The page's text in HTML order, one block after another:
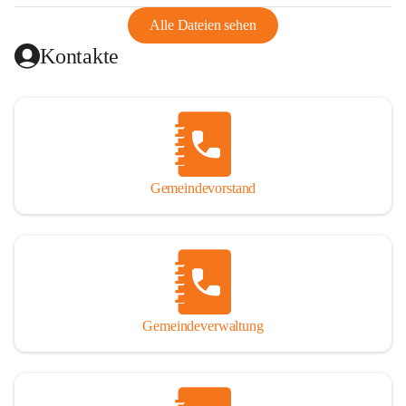
Aus diesem Grund war die Bevölkerung dazu gezwungen,
Schmuggel zu betreiben. Es kam oft zu nächtlichen
Überfällen und Schießereien. Erst mit dem Anschluss des
wirtschaftlich ging es bergauf. Dieser Aufschwung endete
1926. Es folgten Arbeitslosigkeit, Preissteigerung und
Unanbringlichkeit von Produkten. Daher wurde der
Anschluss an das Deutsche Reich begrüßt. Als der Zweite
Weltkrieg ausbrach, schwang die Stimmung um. Es starben
26 Männer an der Front, weitere 16 werden vermisst.
Von 1971 bis 1991 gehörte Wörterberg zur Gemeinde
Ollersdorf. Durch den Einsatz von mehreren Ortsansässigen
wurde Wörterberg 1991 wieder eine eigenständige
Die Gemeinde liegt im Südburgenland im Nordwesten des
Alle Dateien sehen
Kontakte
Gemeindevorstand
Gemeindeverwaltung